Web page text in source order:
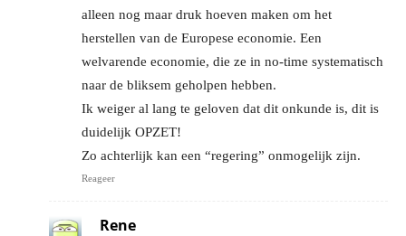
alleen nog maar druk hoeven maken om het
herstellen van de Europese economie. Een
welvarende economie, die ze in no-time systematisch
naar de bliksem geholpen hebben.
Ik weiger al lang te geloven dat dit onkunde is, dit is
duidelijk OPZET!
Zo achterlijk kan een “regering” onmogelijk zijn.
Reageer
Rene